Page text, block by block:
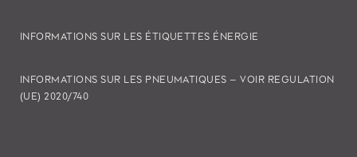
INFORMATIONS SUR LES ÉTIQUETTES ÉNERGIE
INFORMATIONS SUR LES PNEUMATIQUES – VOIR REGULATION
(UE) 2020/740